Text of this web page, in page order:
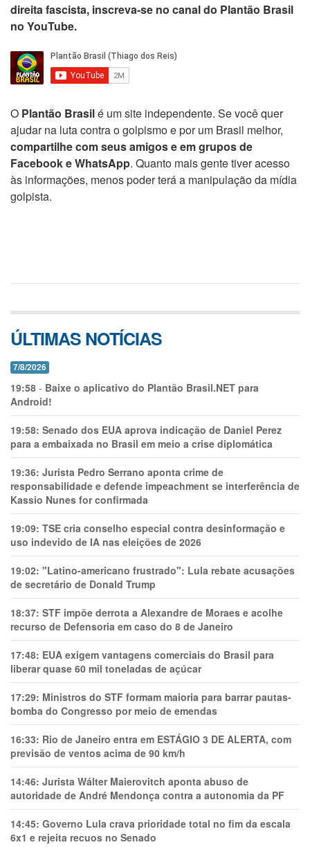
direita fascista, inscreva-se no canal do Plantão Brasil
no YouTube.
O Plantão Brasilé um site independente. Se você quer
ajudar na luta contra o golpismo e por um Brasil melhor,
compartilhe com seus amigos e em grupos de
Facebook e WhatsApp. Quanto mais gente tiver acesso
às informações, menos poder terá a manipulação da mídia
golpista.
ÚLTIMAS NOTÍCIAS
7/8/2026
19:58 - Baixe o aplicativo do Plantão Brasil.NET para
Android!
19:58: Senado dos EUA aprova indicação de Daniel Perez
para a embaixada no Brasil em meio a crise diplomática
19:36: Jurista Pedro Serrano aponta crime de
responsabilidade e defende impeachment se interferência de
Kassio Nunes for confirmada
19:09: TSE cria conselho especial contra desinformação e
uso indevido de IA nas eleições de 2026
19:02: "Latino-americano frustrado": Lula rebate acusações
de secretário de Donald Trump
18:37: STF impõe derrota a Alexandre de Moraes e acolhe
recurso de Defensoria em caso do 8 de Janeiro
17:48: EUA exigem vantagens comerciais do Brasil para
liberar quase 60 mil toneladas de açúcar
17:29: Ministros do STF formam maioria para barrar pautas-
bomba do Congresso por meio de emendas
16:33: Rio de Janeiro entra em ESTÁGIO 3 DE ALERTA, com
previsão de ventos acima de 90 km/h
14:46: Jurista Wálter Maierovitch aponta abuso de
autoridade de André Mendonça contra a autonomia da PF
14:45: Governo Lula crava prioridade total no fim da escala
6x1 e rejeita recuos no Senado